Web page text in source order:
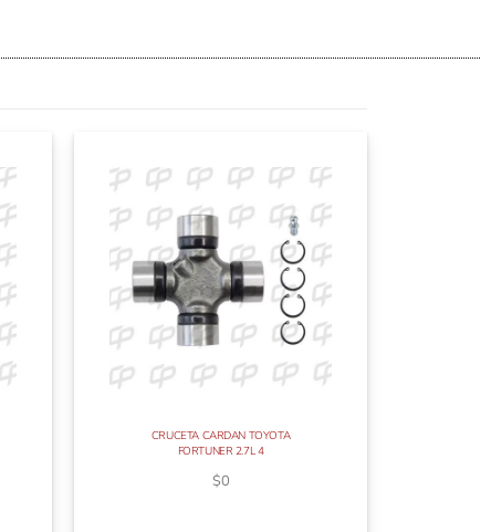
CRUCETA CARDAN TOYOTA
FORTUNER 2.7L 4
$0